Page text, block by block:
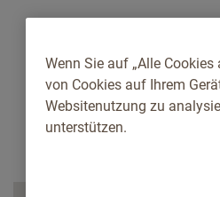
Wenn Sie auf „Alle
von Cookies auf Ihrem
Websitenutzung zu
unterstützen.